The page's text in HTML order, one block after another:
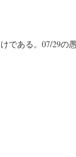
である。07/29の